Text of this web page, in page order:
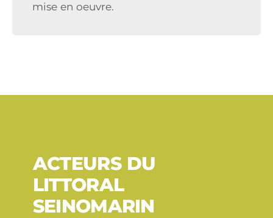
mise en oeuvre.
ACTEURS DU
LITTORAL
SEINOMARIN